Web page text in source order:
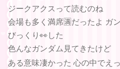
ジークアクスって読むのね
会場も多く満席🈵だったよ ガ
びっくり👀した
色んなガンダム見てきたけど
ある意味凄かった 心の中でえ